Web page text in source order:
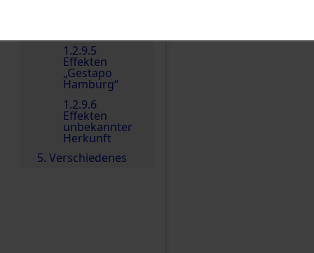
1.2.9.5
Effekten
„Gestapo
Hamburg“
1.2.9.6
Effekten
unbekannter
Herkunft
5. Verschiedenes